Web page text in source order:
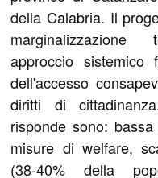
della Calabria. Il
approccio sistemico
dell'accesso
diritti di
risponde sono:
misure di welfare,
(38-40% della